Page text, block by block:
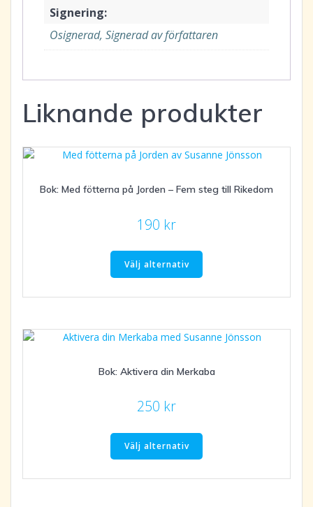
Signering:
Osignerad, Signerad av författaren
Liknande produkter
Bok: Med fötterna på Jorden – Fem steg till Rikedom
190 kr
Välj alternativ
Den
produkten
har
varianter.
De
alternativen
produktsidan
Bok: Aktivera din Merkaba
250 kr
Välj alternativ
Den
produkten
har